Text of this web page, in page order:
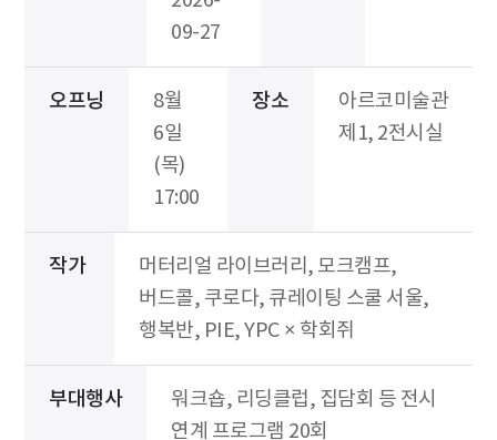
09-27
오프닝
8월
6일
(목)
17:00
장소
아르코미술관
제1, 2전시실
작가
머터리얼 라이브러리, 모크캠프,
버드콜, 쿠로다, 큐레이팅 스쿨 서울,
행복반, PIE, YPC × 학회쥐
부대행사
워크숍, 리딩클럽, 집담회 등 전시
연계 프로그램 20회